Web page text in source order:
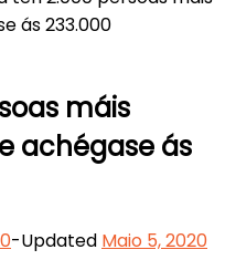
ás 233.000
máis
achégase ás
-Updated Maio 5, 2020